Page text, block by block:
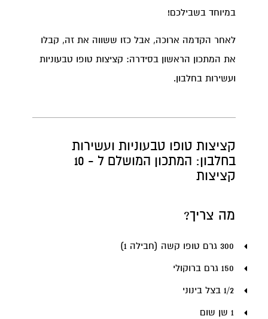
במיוחד בשבילכם!
לאחר הקדמה ארוכה, אבל כזו ששווה את זה, קבלו
את המתכון הראשון בסידרה: קציצות טופו טבעוניות
ועשירות בחלבון.
קציצות טופו טבעוניות ועשירות
בחלבון: המתכון המושלם ל - 10
קציצות​
מה צריך?
300 גרם טופו קשה (חבילה 1)
150 גרם ברוקולי
1/2 בצל בינוני
1 שן שום